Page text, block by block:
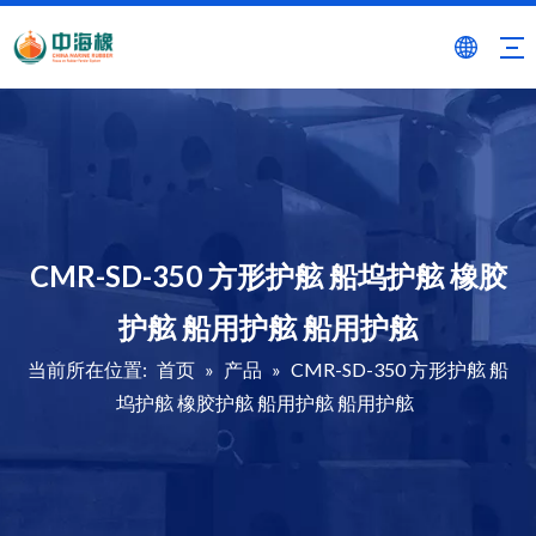
CMR-SD-350 方形护舷 船坞护舷 橡胶
护舷 船用护舷 船用护舷
当前所在位置: 首页 » 产品 » CMR-SD-350 方形护舷 船
坞护舷 橡胶护舷 船用护舷 船用护舷